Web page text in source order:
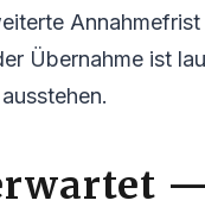
Übernahme ist